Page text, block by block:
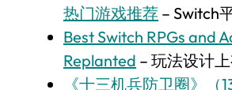
热门游戏推荐 – Switch
Best Switch RPGs and
Replanted – 玩法设计
《十三机兵防卫圈》（